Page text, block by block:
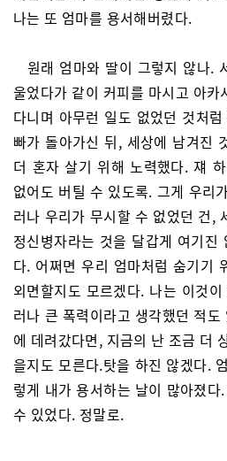
나는 또 엄마를 용서해버렸다.
원래 엄마와 딸이 그렇지 않나.
울었다가 같이 커피를 마시고 아카
다니며 아무런 일도 없었던 것처
빠가 돌아가신 뒤, 세상에 남겨진
더 혼자 살기 위해 노력했다. 쟤
없어도 버틸 수 있도록. 그게 우리
러나 우리가 무시할 수 없었던 건,
정신병자라는 것을 달갑게 여기진
다. 어쩌면 우리 엄마처럼 숨기기
외면할지도 모르겠다. 나는 이것
러나 큰 폭력이라고 생각했던 적
에 데려갔다면, 지금의 난 조금 더
을지도 모른다.탓을 하진 않겠다.
렇게 내가 용서하는 날이 많아졌
수 있었다. 정말로.